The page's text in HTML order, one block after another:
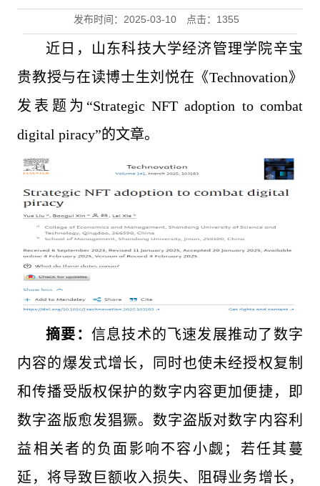
发布时间：2025-03-10 点击： 1355
近日，山东科技大学经济管理学院辛宝
贵教授与在读博士生刘悦在《Technovation》
发表题为“Strategic NFT adoption to combat
digital piracy”的文章。
摘要： 信息技术的飞速发展推动了数字
内容的爆发式增长，同时也使未经授权复制
和传播受版权保护的数字内容更加便捷，即
数字盗版愈发猖獗。数字盗版对数字内容利
益相关者的负面影响不容小觑；若任其蔓
延，将导致巨额收入损失、阻碍业务增长，